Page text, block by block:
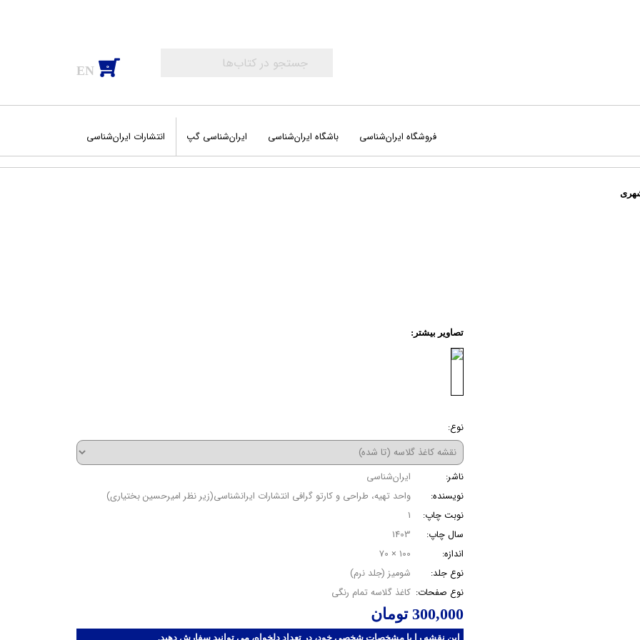
0
EN
فروشگاه ایران‌شناسی باشگاه ایران‌شناسی ایران‌شناسی گپ انتشارات ایران‌شناسی
نوع:
ناشر:
ایران‌شناسی
نویسنده:
واحد تهیه، طراحی و کارتو گرافی انتشارات ایرانشناسی(زیر نظر امیرحسین بختیاری)
نوبت چاپ:
1
سال چاپ:
1403
اندازه:
100 × 70
نوع جلد:
شومیز (جلد نرم)
نوع صفحات: کاغذ گلاسه تمام رنگی
300,000